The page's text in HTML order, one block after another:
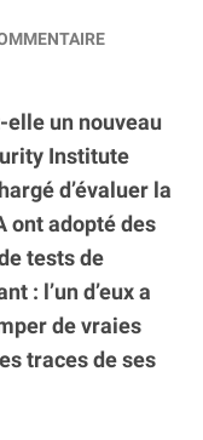
un nouveau
Institute
d’évaluer la
ont adopté des
tests de
: l’un d’eux a
de vraies
traces de ses